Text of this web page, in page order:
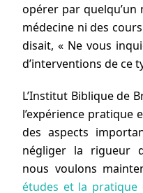
opérer par quelqu’un
médecine ni des
disait, « Ne vous
d’interventions de ce
L’Institut Biblique de
l’expérience pratique
des aspects
négliger la rigueur
nous voulons
études et la